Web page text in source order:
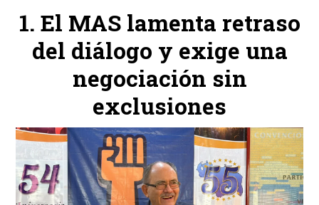
El MAS lamenta retraso
del diálogo y exige una
negociación sin
exclusiones